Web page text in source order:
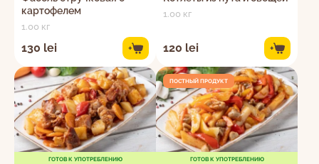
картофелем
1.00 кг
130 lei +
1.00 кг
120 lei +
ГОТОВ К УПОТРЕБЛЕНИЮ
ПОСТНЫЙ ПРОДУКТ
ГОТОВ К УПОТРЕБЛЕНИЮ